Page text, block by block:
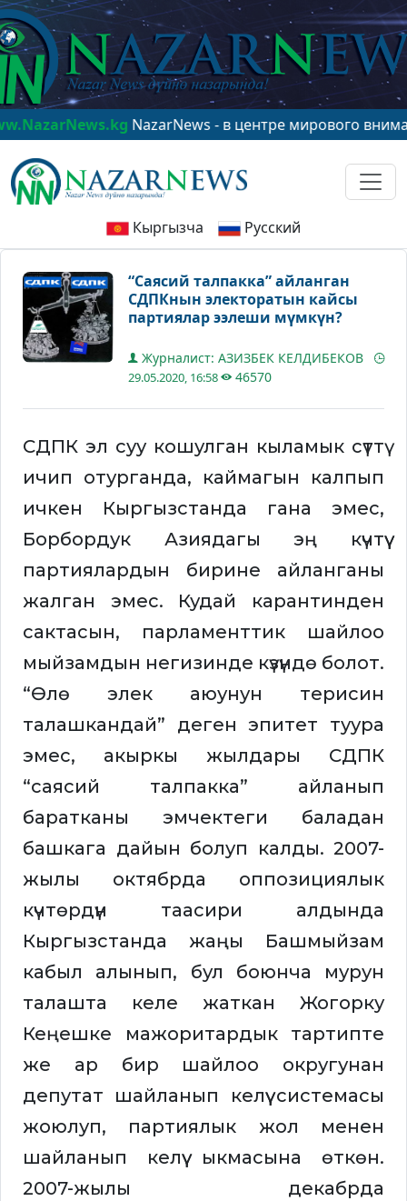
NazarNews - в центре мирового внимания!
Кыргызча Русский
“Саясий талпакка” айланган
СДПКнын электоратын кайсы
партиялар ээлеши мүмкүн?
Журналист: АЗИЗБЕК КЕЛДИБЕКОВ
29.05.2020, 16:58 46570
СДПК эл суу кошулган кыламык сүттү
ичип отурганда, каймагын калпып
ичкен Кыргызстанда гана эмес,
Борбордук Азиядагы эң күчтүү
партиялардын бирине айланганы
жалган эмес. Кудай карантинден
сактасын, парламенттик шайлоо
мыйзамдын негизинде күзүндө болот.
“Өлө элек аюунун терисин
талашкандай” деген эпитет туура
эмес, акыркы жылдары СДПК
“саясий талпакка” айланып
баратканы эмчектеги баладан
башкага дайын болуп калды. 2007-
жылы октябрда оппозициялык
күчтөрдүн таасири алдында
Кыргызстанда жаңы Башмыйзам
кабыл алынып, бул боюнча мурун
талашта келе жаткан Жогорку
Кеңешке мажоритардык тартипте
же ар бир шайлоо округунан
депутат шайланып келүү системасы
жоюлуп, партиялык жол менен
шайланып келүү ыкмасына өткөн.
2007-жылы декабрда